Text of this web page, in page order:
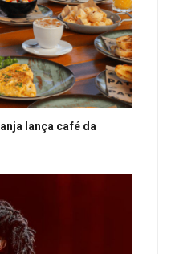
lança café da